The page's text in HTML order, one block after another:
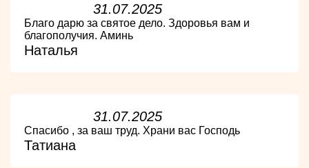
31.07.2025
Благо дарю за святое дело. Здоровья вам и
благополучия. Аминь
Наталья
31.07.2025
Спасибо , за ваш труд. Храни вас Господь
Татиана